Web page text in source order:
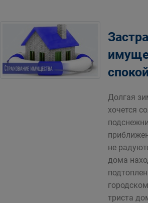
Долгая
хочется
не
дома
триста